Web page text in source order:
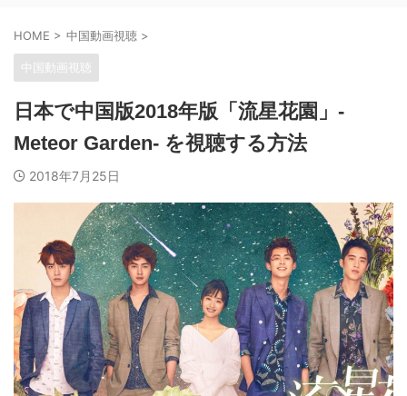
HOME > 中国動画視聴 >
中国動画視聴
日本で中国版2018年版「流星花園」-
Meteor Garden- を視聴する方法
2018年7月25日